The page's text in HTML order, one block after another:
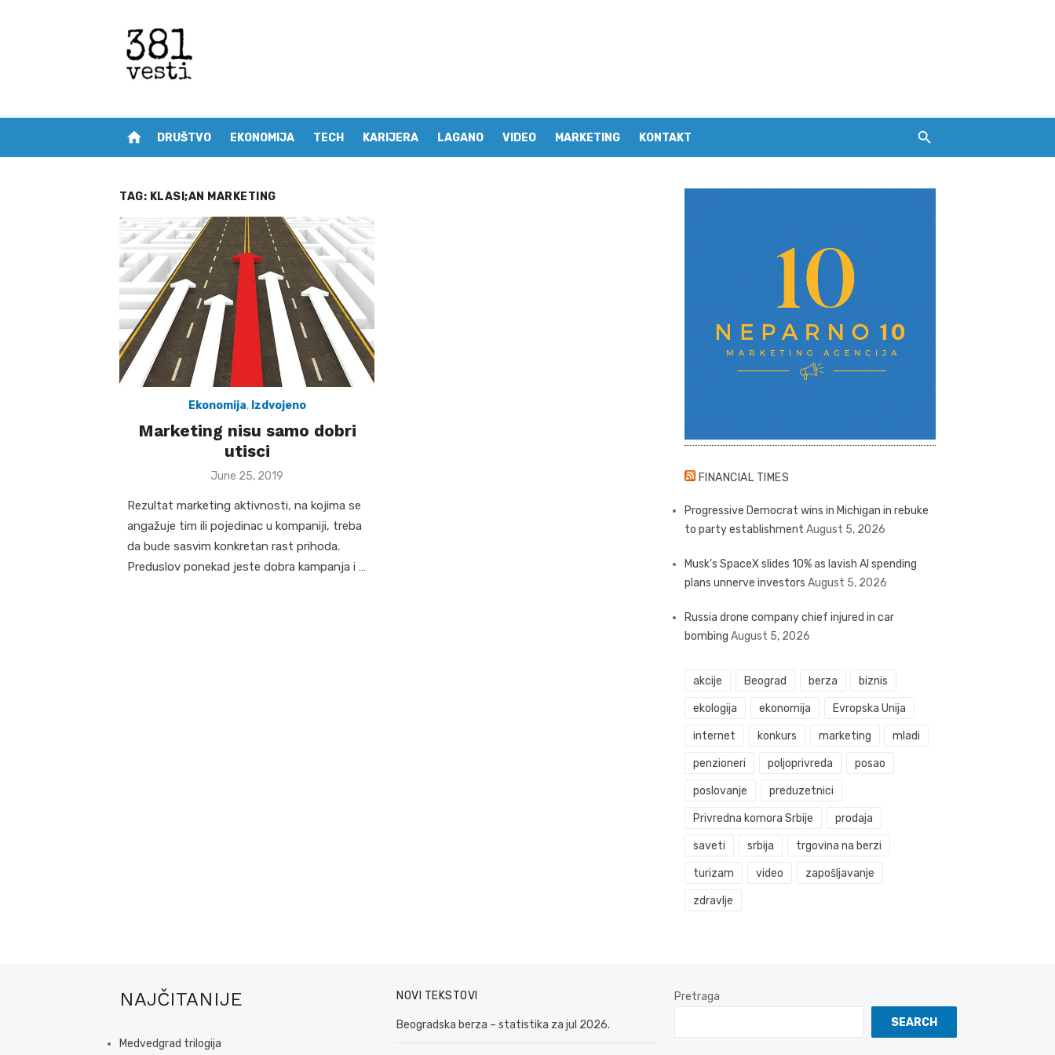
home DRUŠTVO EKONOMIJA TECH KARIJERA LAGANO VIDEO MARKETING KONTAKT
TAG: KLASI;AN MARKETING
Ekonomija, Izdvojeno
Marketing nisu samo dobri
utisci
Posted
June 25, 2019
Rezultat marketing aktivnosti, na kojima se
angažuje tim ili pojedinac u kompaniji, treba
da bude sasvim konkretan rast prihoda.
Preduslov ponekad jeste dobra kampanja i …
FINANCIAL TIMES
Progressive Democrat wins in Michigan in rebuke
to party establishment August 5, 2026
Musk’s SpaceX slides 10% as lavish AI spending
plans unnerve investors August 5, 2026
Russia drone company chief injured in car
bombing August 5, 2026
akcije Beograd berza biznis
ekologija ekonomija Evropska Unija
internet konkurs marketing mladi
penzioneri poljoprivreda posao
poslovanje preduzetnici
Privredna komora Srbije prodaja
saveti srbija trgovina na berzi
turizam video zapošljavanje
zdravlje
NAJČITANIJE
Medvedgrad trilogija
NOVI TEKSTOVI
Beogradska berza – statistika za jul 2026.
Pretraga
SEARCH